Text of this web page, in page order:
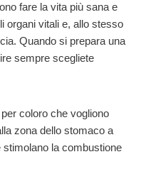
fare la vita più sana e
organi vitali e, allo stesso
Quando si prepara una
sempre scegliete
coloro che vogliono
zona dello stomaco a
la combustione